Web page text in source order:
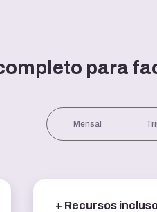
para
Mensal
+ Recursos